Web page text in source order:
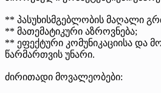
** პასუხისმგებლობის მაღალი
** მათემატიკური აზროვნება;
** ეფექტური კომუნიკაციისა და
წარმართვის უნარი.
ძირითადი მოვალეობები: